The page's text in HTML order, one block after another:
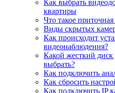
Как выбрать
квартиры
Что такое
Виды скрытых
Как происходит
видеонаблюдения?
Какой жесткий
выбрать?
Как подключить
Как сбросить
Как подключить IP